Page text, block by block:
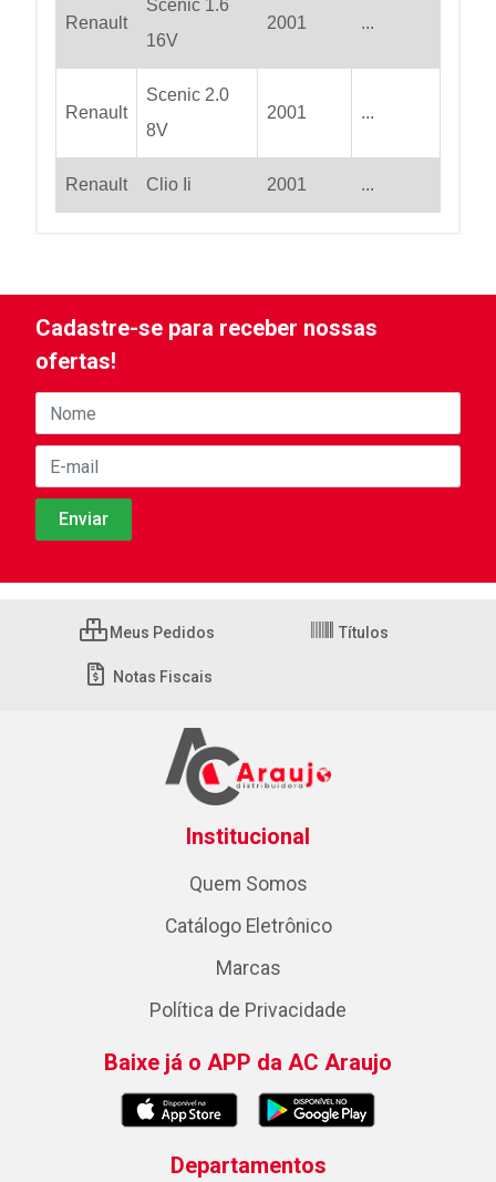
Renault
Scenic 1.6
16V
2001 ...
Renault
Scenic 2.0
8V
2001 ...
Renault Clio Ii 2001 ...
Cadastre-se para receber nossas
ofertas!
Meus Pedidos Títulos
Notas Fiscais
Institucional
Quem Somos
Catálogo Eletrônico
Marcas
Política de Privacidade
Baixe já o APP da AC Araujo
Departamentos